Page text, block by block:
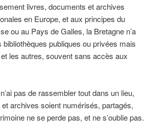
livres, documents et archives
en Europe, et aux principes du
ou au Pays de Galles, la Bretagne n’a
publiques ou privées mais
les autres, souvent sans accès aux
pas de rassembler tout dans un lieu,
archives soient numérisés, partagés,
ne se perde pas, et ne s’oublie pas.